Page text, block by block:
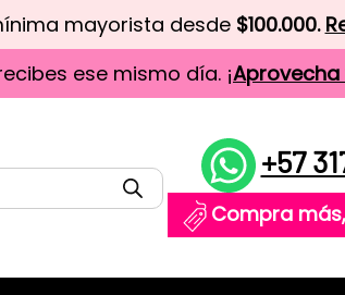
mayorista desde $100.000.
ese mismo día. ¡Aprovecha
+57
Compra